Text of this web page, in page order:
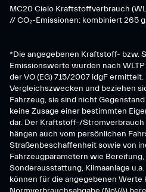
MC20 Cielo Kraftstoffverbrauch
// CO₂-Emissionen: kombiniert 265
*Die angegebenen Kraftstoff- bzw.
Emissionswerte wurden nach
der VO (EG) 715/2007 idgF
Vergleichszwecken und beziehen
Fahrzeug, sie sind nicht
keine Zusage einer bestimmten
dar. Der Kraftstoff-/Stromverbrauch
hängen auch vom persönlichen
Straßenbeschaffenheit sowie von
Fahrzeugparametern wie Bereifung,
Sonderausstattung, Klimaanlage
können für die angegebenen Werte